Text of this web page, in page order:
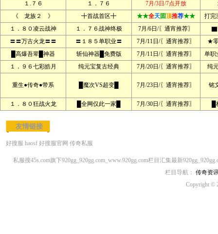
１.７６
１．７６ 7月/3日/7点开放
《 龙族２ 》
╋首战首区╋ ★★全天固顶推荐★★
打完
１．８０凌云战神
１．７６战神终极 7月/6日/〖通宵推荐〗
〓〓万古火龙〓〓
〓１８５单职业〓 7月/11日/〖通宵推荐〗
★
█高爆吾辈█神器
斩仙神器█免费版 7月/11日/〖通宵推荐〗
单职
１．９６七彩皓月
纯元宝复古经典 7月/20日/〖通宵推荐〗 纯
重生●传奇●带系 █魔次VS超变█ 7月/23日/〖通宵推荐〗 铭
１．８０狂战火龙 █全网仅此一家█ 7月/30日/〖通宵推荐〗
友情链接
好搜服 haosf 好搜服官网 传奇私服
私服搜45s.com旗下920gg_920gg.com_www.920gg.com栏目汇集最新
栏目导航： 传奇资
Copyright ©